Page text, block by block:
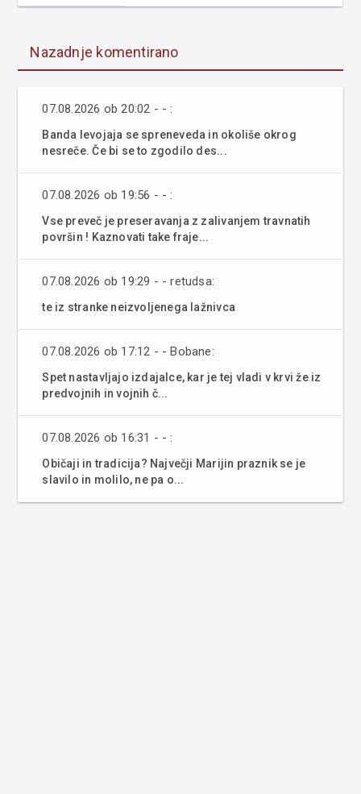
Nazadnje komentirano
07.08.2026 ob 20:02 - - :
Banda levojaja se spreneveda in okoliše okrog
nesreče. Če bi se to zgodilo des...
07.08.2026 ob 19:56 - - :
Vse preveč je preseravanja z zalivanjem travnatih
površin ! Kaznovati take fraje...
07.08.2026 ob 19:29 - - retudsa:
te iz stranke neizvoljenega lažnivca
07.08.2026 ob 17:12 - - Bobane:
Spet nastavljajo izdajalce, kar je tej vladi v krvi že iz
predvojnih in vojnih č...
07.08.2026 ob 16:31 - - :
Običaji in tradicija? Največji Marijin praznik se je
slavilo in molilo, ne pa o...